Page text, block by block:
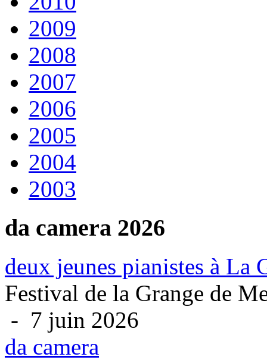
2009
2008
2007
2006
2005
2004
2003
da camera 2026
deux jeunes pianistes à La
Festival de la Grange de
- 7 juin 2026
da camera